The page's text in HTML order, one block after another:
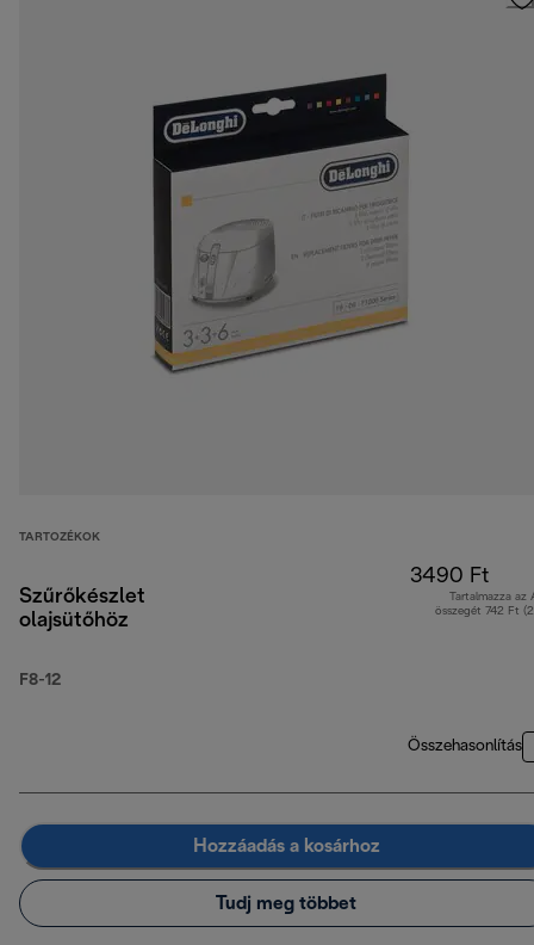
TARTOZÉKOK
Szűrőkészlet
olajsütőhöz
F8-12
3490 Ft
Tartalmazza az
összegét 742 Ft
Összehasonlítás
Hozzáadás a kosárhoz
Tudj meg többet